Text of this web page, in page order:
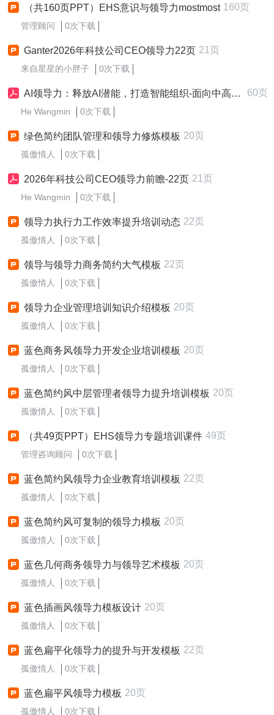
（共160页PPT）EHS意识与领导力mostmost 160页
管理顾问 0次下载
Ganter2026年科技公司CEO领导力22页 21页
来自星星的小胖子 0次下载
AI领导力：释放AI潜能，打造智能组织-面向中高层管理者的AI时代领导力升级课程 60页
He Wangmin 0次下载
绿色简约团队管理和领导力修炼模板 20页
孤傲情人 0次下载
2026年科技公司CEO领导力前瞻-22页 21页
He Wangmin 0次下载
领导力执行力工作效率提升培训动态 22页
孤傲情人 0次下载
领导与领导力商务简约大气模板 22页
孤傲情人 0次下载
领导力企业管理培训知识介绍模板 20页
孤傲情人 0次下载
蓝色商务风领导力开发企业培训模板 20页
孤傲情人 0次下载
蓝色简约风中层管理者领导力提升培训模板 20页
孤傲情人 0次下载
（共49页PPT）EHS领导力专题培训课件 49页
管理咨询顾问 0次下载
蓝色简约风领导力企业教育培训模板 22页
孤傲情人 0次下载
蓝色简约风可复制的领导力模板 20页
孤傲情人 0次下载
蓝色几何商务领导力与领导艺术模板 20页
孤傲情人 0次下载
蓝色插画风领导力模板设计 20页
孤傲情人 0次下载
蓝色扁平化领导力的提升与开发模板 22页
孤傲情人 0次下载
蓝色扁平风领导力模板 20页
孤傲情人 0次下载